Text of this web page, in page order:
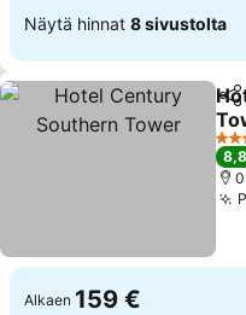
Näytä hinnat 8 sivustolta
Jaa
4
8,8
Alkaen 159 €